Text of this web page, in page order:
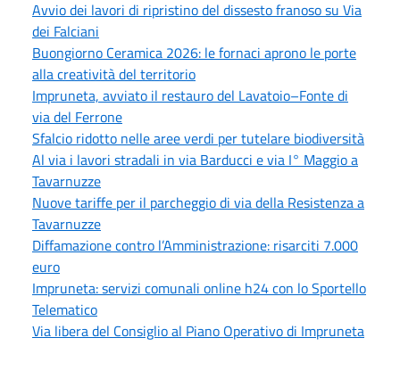
Avvio dei lavori di ripristino del dissesto franoso su Via
dei Falciani
Buongiorno Ceramica 2026: le fornaci aprono le porte
alla creatività del territorio
Impruneta, avviato il restauro del Lavatoio–Fonte di
via del Ferrone
Sfalcio ridotto nelle aree verdi per tutelare biodiversità
Al via i lavori stradali in via Barducci e via I° Maggio a
Tavarnuzze
Nuove tariffe per il parcheggio di via della Resistenza a
Tavarnuzze
Diffamazione contro l’Amministrazione: risarciti 7.000
euro
Impruneta: servizi comunali online h24 con lo Sportello
Telematico
Via libera del Consiglio al Piano Operativo di Impruneta